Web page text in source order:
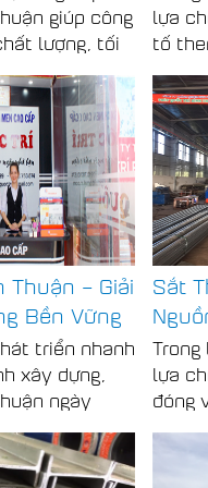
giúp công
lượng, tối
Trí là địa
khách hàng
tín tại Bình
khu vực lân
lựa
tố
trình.
tối ưu
tốt và
trong
nhau.
Thuận – Giải
Bền Vững
triển nhanh
xây dựng,
ngày
tạo nên
bền vững.
Sắt
Chất
lựa
đóng
đảm